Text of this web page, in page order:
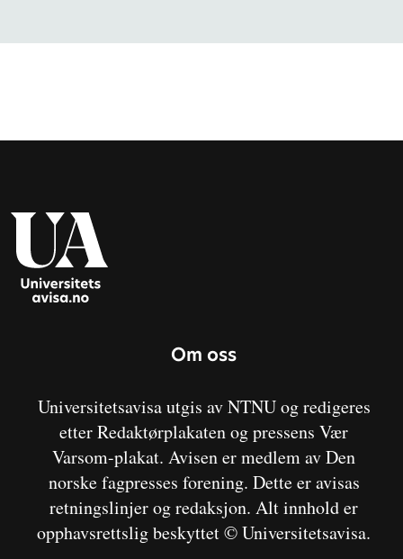
Om oss
Universitetsavisa utgis av NTNU og redigeres
etter Redaktørplakaten og pressens Vær
Varsom-plakat. Avisen er medlem av Den
norske fagpresses forening. Dette er avisas
retningslinjer og redaksjon. Alt innhold er
opphavsrettslig beskyttet © Universitetsavisa.